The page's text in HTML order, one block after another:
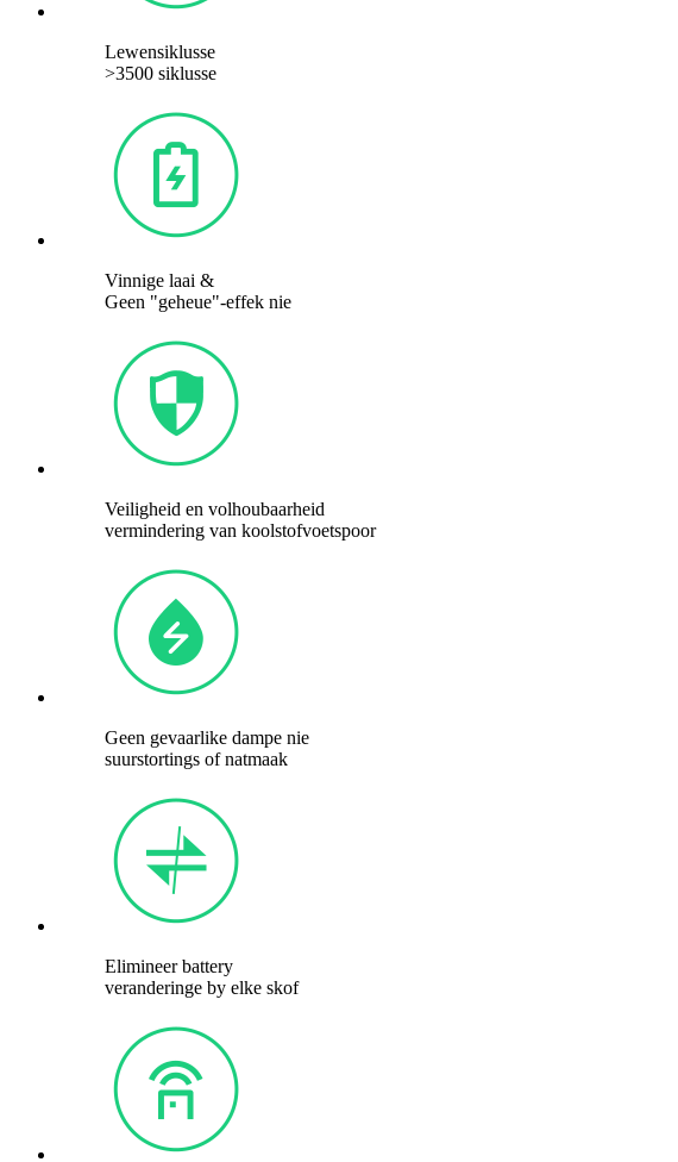
Lewensiklusse
>3500 siklusse
Vinnige laai &
Geen "geheue"-effek nie
Veiligheid en volhoubaarheid
vermindering van koolstofvoetspoor
Geen gevaarlike dampe nie
suurstortings of natmaak
Elimineer battery
veranderinge by elke skof